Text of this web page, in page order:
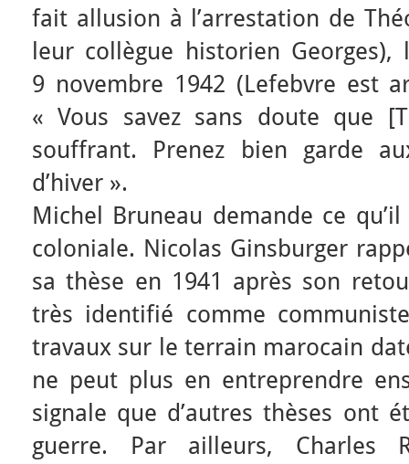
fait allusion à l’arrestation de
leur collègue historien Georges),
9 novembre 1942 (Lefebvre est
« Vous savez sans doute que
souffrant. Prenez bien garde
d’hiver ».
Michel Bruneau demande ce
coloniale. Nicolas Ginsburger
sa thèse en 1941 après son
très identifié comme
travaux sur le terrain marocain
ne peut plus en entreprendre
signale que d’autres thèses ont
guerre. Par ailleurs, Charles